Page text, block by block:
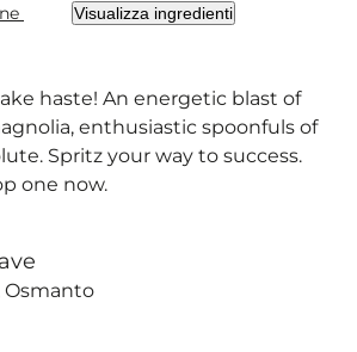
Visualizza ingredienti
haste! An energetic blast of
enthusiastic spoonfuls of
Spritz your way to success.
one now.
Osmanto